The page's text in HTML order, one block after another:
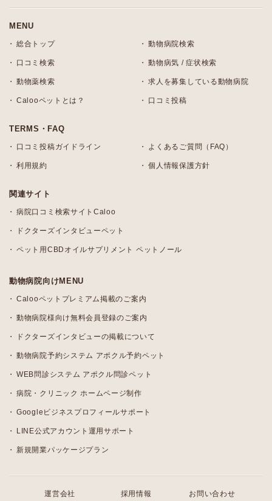
MENU
総合トップ 動物病院検索
口コミ検索 動物病気 / 症状検索
動物薬検索 求人を募集している動物病院
Calooペットとは？ 口コミ投稿
TERMS・FAQ
口コミ投稿ガイドライン よくあるご質問（FAQ）
利用規約 個人情報保護方針
関連サイト
病院口コミ検索サイトCaloo
ドクターズインタビューペット
ペット用CBDオイルサプリメント ペットノール
動物病院向けMENU
Calooペットプレミアム掲載のご案内
動物病院様向け無料会員登録のご案内
ドクターズインタビューの掲載について
動物病院予約システム アポクル予約ペット
WEB問診システム アポクル問診ペット
病院・クリニック ホームページ制作
Googleビジネスプロフィールサポート
LINE公式アカウント運用サポート
新規開業パッケージプラン
運営会社 採用情報 お問い合わせ